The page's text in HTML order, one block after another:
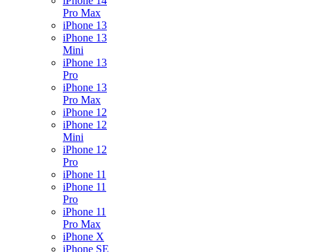
Pro Max
iPhone 13
iPhone 13
Mini
iPhone 13
Pro
iPhone 13
Pro Max
iPhone 12
iPhone 12
Mini
iPhone 12
Pro
iPhone 11
iPhone 11
Pro
iPhone 11
Pro Max
iPhone X
iPhone SE